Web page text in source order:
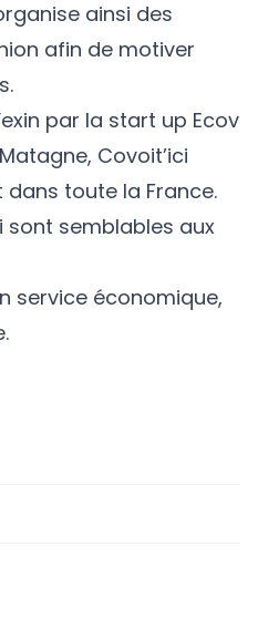
ainsi des
afin de motiver
par la start up Ecov
Covoit’ici
toute la France.
sont semblables aux
service économique,